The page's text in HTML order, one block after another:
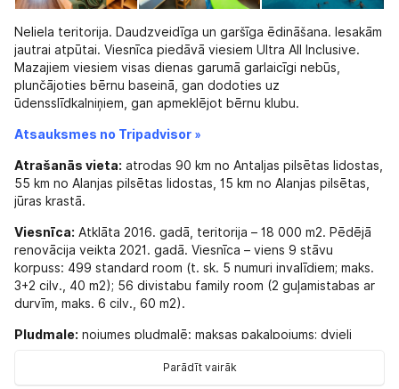
Nеliela teritorija. Daudzveidīga un garšīga ēdināšana. Iesakām
jautrai atpūtai. Viesnīca piedāvā viesiem Ultra All Inclusive.
Mazajiem viesiem visas dienas garumā garlaicīgi nebūs,
plunčājoties bērnu baseinā, gan dodoties uz
ūdensslīdkalniņiem, gan apmeklējot bērnu klubu.
Atsauksmes no Tripadvisor »
Atrašanās vieta: atrodas 90 km no Antaljas pilsētas lidostas,
55 km no Alanjas pilsētas lidostas, 15 km no Alanjas pilsētas,
jūras krastā.
Viesnīca: Atklāta 2016. gadā, teritorija – 18 000 m2. Pēdējā
renovācija veikta 2021. gadā. Viesnīca – viens 9 stāvu
korpuss: 499 standard room (t. sk. 5 numuri invalīdiem; maks.
3+2 cilv., 40 m2); 56 divistabu family room (2 guļamistabas ar
durvīm, maks. 6 cilv., 60 m2).
Pludmale: nojumes pludmalē: maksas pakalpojums; dvieļi
saulessargi, atpūtas krēsli, matrači pludmalē:: bez maksas;
Parādīt vairāk